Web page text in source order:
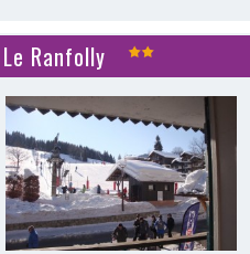
Le Ranfolly